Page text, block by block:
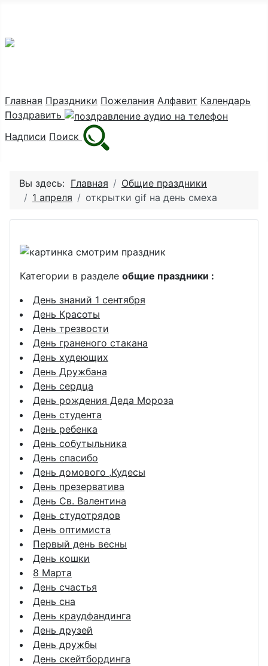
Главная Праздники Пожелания Алфавит Календарь
Поздравить
Надписи Поиск
Вы здесь: Главная
Общие праздники
1 апреля
открытки gif на день смеха
Категории в разделе общие праздники :
День знаний 1 сентября
День Красоты
День трезвости
День граненого стакана
День худеющих
День Дружбана
День сердца
День рождения Деда Мороза
День студента
День ребенка
День собутыльника
День спасибо
День домового ,Кудесы
День презерватива
День Св. Валентина
День студотрядов
День оптимиста
Первый день весны
День кошки
8 Марта
День счастья
День сна
День краудфандинга
День друзей
День дружбы
День скейтбординга